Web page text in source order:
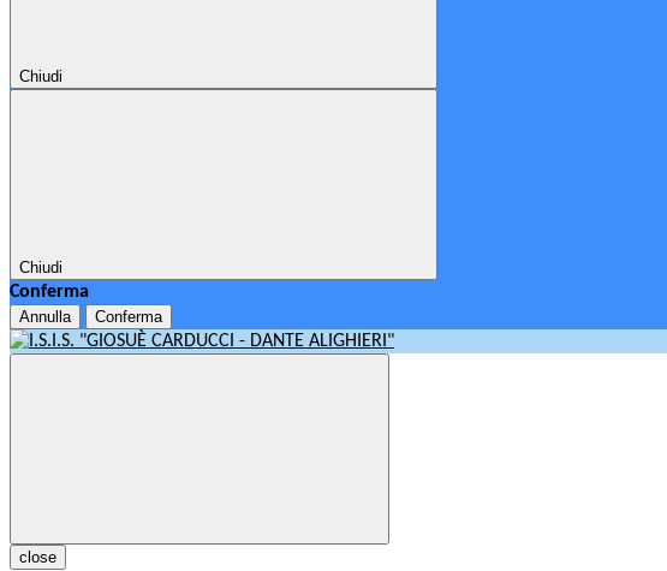
Chiudi
Chiudi
Conferma
Annulla Conferma
close